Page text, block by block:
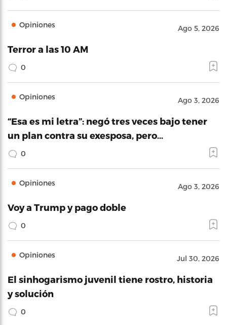
Opiniones Ago 5, 2026
Terror a las 10 AM
0
Opiniones Ago 3, 2026
“Esa es mi letra”: negó tres veces bajo tener
un plan contra su exesposa, pero…
0
Opiniones Ago 3, 2026
Voy a Trump y pago doble
0
Opiniones Jul 30, 2026
El sinhogarismo juvenil tiene rostro, historia
y solución
0